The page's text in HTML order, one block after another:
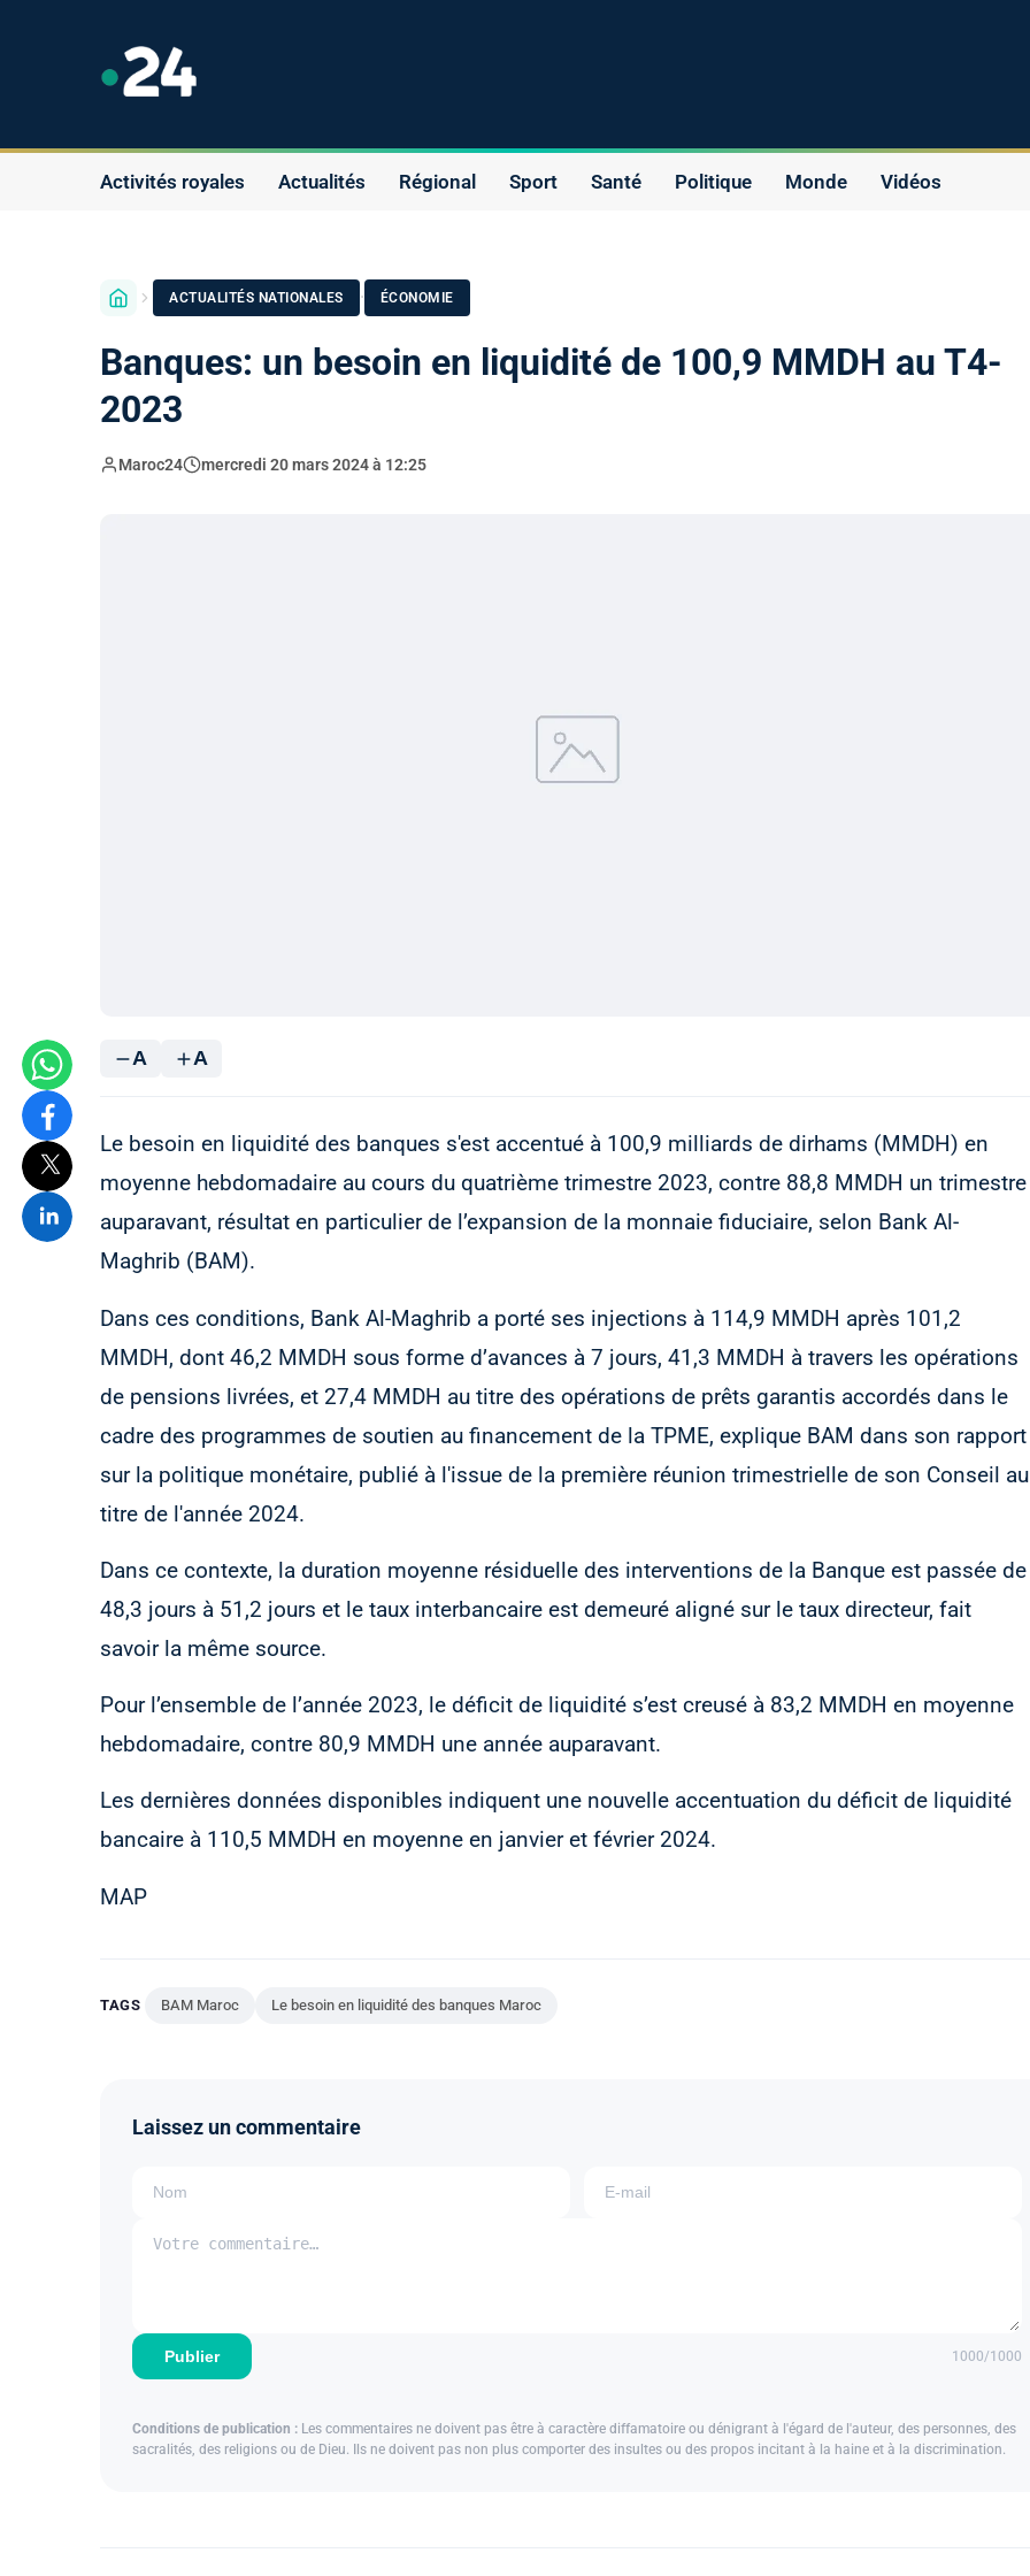
Activités royales Actualités Régional Sport Santé Politique Monde Vidéos
ACTUALITÉS NATIONALES · ÉCONOMIE
Banques: un besoin en liquidité de 100,9 MMDH au T4-
2023
Maroc24 mercredi 20 mars 2024 à 12:25
A A
Le besoin en liquidité des banques s'est accentué à 100,9 milliards de dirhams (MMDH) en
moyenne hebdomadaire au cours du quatrième trimestre 2023, contre 88,8 MMDH un trimestre
auparavant, résultat en particulier de l’expansion de la monnaie fiduciaire, selon Bank Al-
Maghrib (BAM).
Dans ces conditions, Bank Al-Maghrib a porté ses injections à 114,9 MMDH après 101,2
MMDH, dont 46,2 MMDH sous forme d’avances à 7 jours, 41,3 MMDH à travers les opérations
de pensions livrées, et 27,4 MMDH au titre des opérations de prêts garantis accordés dans le
cadre des programmes de soutien au financement de la TPME, explique BAM dans son rapport
sur la politique monétaire, publié à l'issue de la première réunion trimestrielle de son Conseil au
titre de l'année 2024.
Dans ce contexte, la duration moyenne résiduelle des interventions de la Banque est passée de
48,3 jours à 51,2 jours et le taux interbancaire est demeuré aligné sur le taux directeur, fait
savoir la même source.
Pour l’ensemble de l’année 2023, le déficit de liquidité s’est creusé à 83,2 MMDH en moyenne
hebdomadaire, contre 80,9 MMDH une année auparavant.
Les dernières données disponibles indiquent une nouvelle accentuation du déficit de liquidité
bancaire à 110,5 MMDH en moyenne en janvier et février 2024.
MAP
TAGS BAM Maroc Le besoin en liquidité des banques Maroc
Laissez un commentaire
Publier 1000/1000
Conditions de publication : Les commentaires ne doivent pas être à caractère diffamatoire ou dénigrant à l'égard de l'auteur, des personnes, des
sacralités, des religions ou de Dieu. Ils ne doivent pas non plus comporter des insultes ou des propos incitant à la haine et à la discrimination.